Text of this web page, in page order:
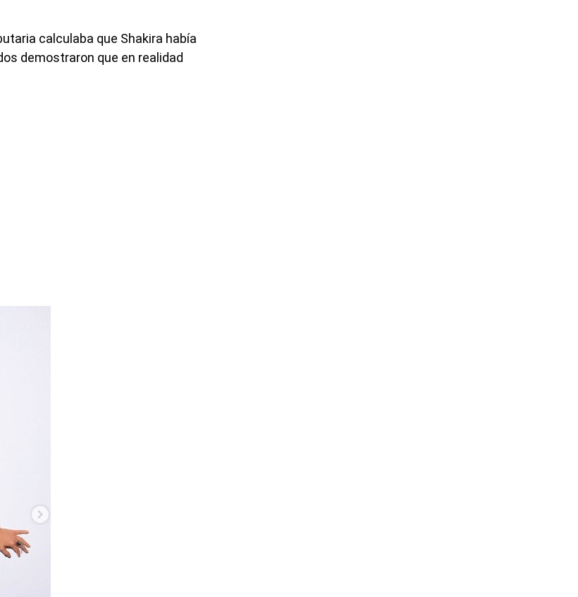
calculaba que Shakira había
demostraron que en realidad